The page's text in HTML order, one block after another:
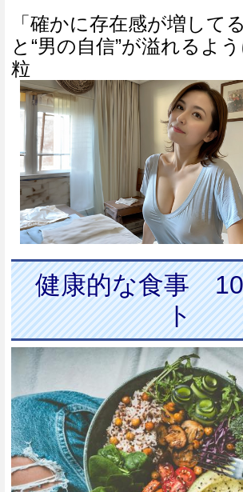
「確かに存在感が増して
と“男の自信”が溢れるよ
粒
健康的な食事
ト